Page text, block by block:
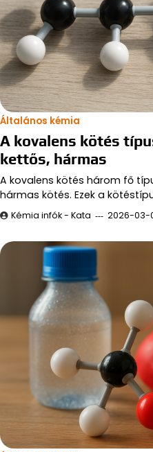
Általános kémia
A kovalens kötés
kettős, hármas
A kovalens kötés három fő
hármas kötés. Ezek a
Kémia infók - Kata 2026-03-